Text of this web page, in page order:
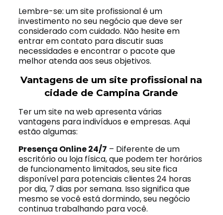
Lembre-se: um site profissional é um
investimento no seu negócio que deve ser
considerado com cuidado. Não hesite em
entrar em contato para discutir suas
necessidades e encontrar o pacote que
melhor atenda aos seus objetivos.
Vantagens de um site profissional na
cidade de Campina Grande
Ter um site na web apresenta várias
vantagens para indivíduos e empresas. Aqui
estão algumas:
Presença Online 24/7 – Diferente de um
escritório ou loja física, que podem ter horários
de funcionamento limitados, seu site fica
disponível para potenciais clientes 24 horas
por dia, 7 dias por semana. Isso significa que
mesmo se você está dormindo, seu negócio
continua trabalhando para você.